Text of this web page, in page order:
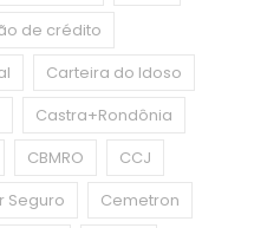
de crédito
Carteira do Idoso
Castra+Rondônia
CBMRO
CCJ
Seguro
Cemetron